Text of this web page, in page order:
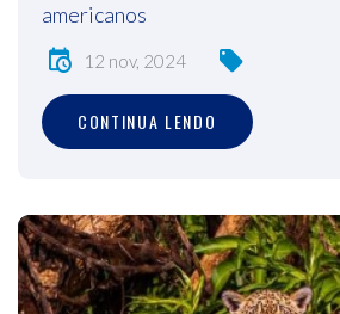
americanos
12 nov, 2024
CONTINUA LENDO